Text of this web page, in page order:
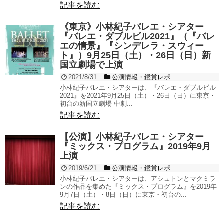
記事を読む
《東京》小林紀子バレエ・シアター
『バレエ・ダブルビル2021』（『バレ
エの情景』『シンデレラ・スウィー
ト』）9月25日（土）・26日（日）新
国立劇場で上演
2021/8/31
公演情報・鑑賞レポ
小林紀子バレエ・シアターは、『バレエ・ダブルビル
2021』を2021年9月25日（土）・26日（日）に東京・
初台の新国立劇場 中劇...
記事を読む
【公演】小林紀子バレエ・シアター
『ミックス・プログラム』2019年9月
上演
2019/6/21
公演情報・鑑賞レポ
小林紀子バレエ・シアターは、アシュトンとマクミラ
ンの作品を集めた『ミックス・プログラム』を2019年
9月7日（土）・8日（日）に東京・初台の...
記事を読む